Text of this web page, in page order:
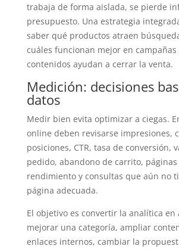
trabaja de forma aislada, se pierde
presupuesto. Una estrategia
saber qué productos atraen
cuáles funcionan mejor en campañas
contenidos ayudan a cerrar la venta.
Medición: decisiones
datos
Medir bien evita optimizar a ciegas.
online deben revisarse impresiones,
posiciones, CTR, tasa de conversión,
pedido, abandono de carrito,
rendimiento y consultas que aún no
página adecuada.
El objetivo es convertir la analítica en
mejorar una categoría, ampliar
enlaces internos, cambiar la